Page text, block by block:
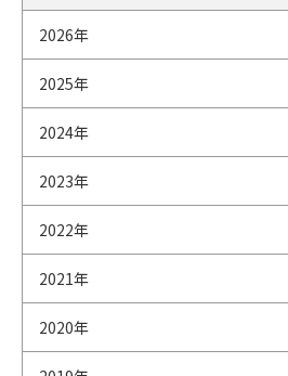
2026年
2025年
2024年
2023年
2022年
2021年
2020年